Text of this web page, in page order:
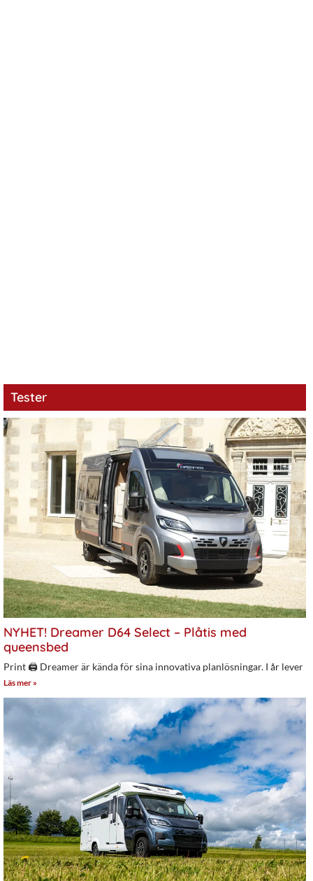
Tester
NYHET! Dreamer D64 Select – Plåtis med
queensbed
Print 🖨 Dreamer är kända för sina innovativa planlösningar. I år lever
Läs mer »